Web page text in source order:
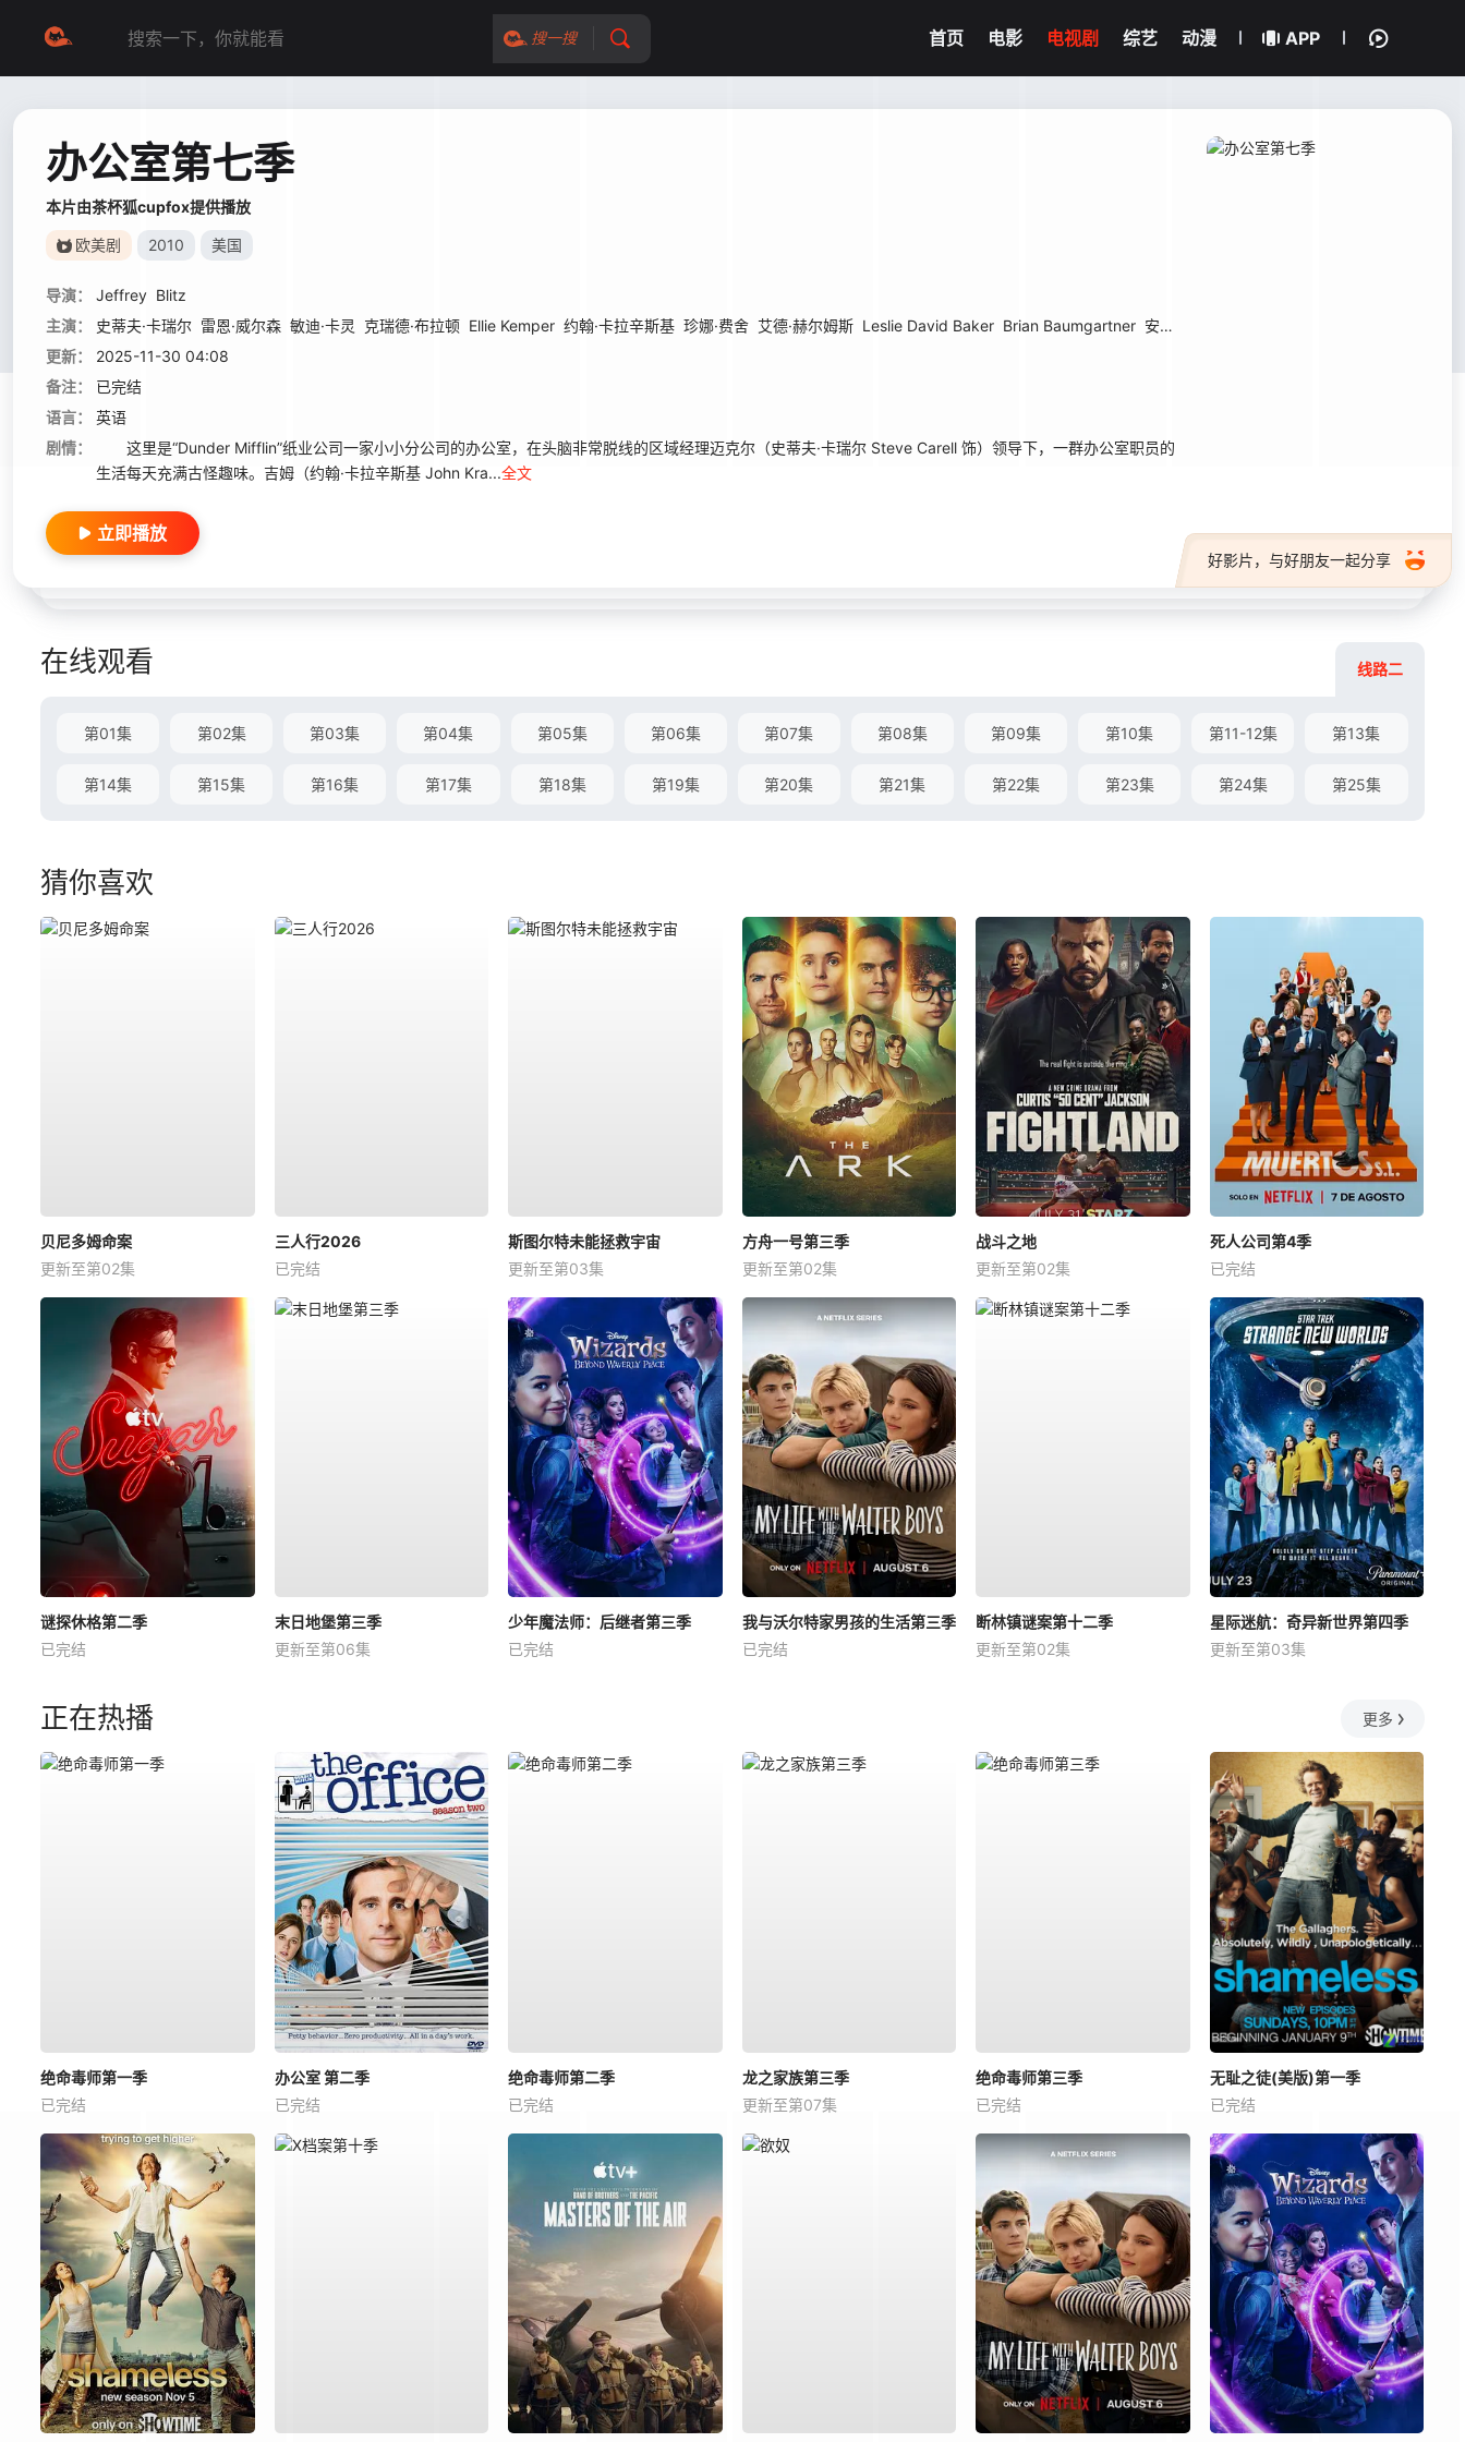
搜一搜 首页 电影 电视剧 综艺 动漫 APP
办公室第七季
本片由茶杯狐cupfox提供播放
欧美剧 2010 美国
导演： Jeffrey Blitz
主演：
史蒂夫·卡瑞尔 雷恩·威尔森 敏迪·卡灵 克瑞德·布拉顿 Ellie Kemper 约翰·卡拉辛斯基 珍娜·费舍 艾德·赫尔姆斯 Leslie David Baker Brian Baumgartner 安吉拉·金赛
更新：
2025-11-30 04:08
备注：
已完结
语言：
英语
剧情：
这里是“Dunder Mifflin”纸业公司一家小小分公司的办公室，在头脑非常脱线的区域经理迈克尔（史蒂夫·卡瑞尔 Steve Carell 饰）领导下，一群办公室职员的
生活每天充满古怪趣味。吉姆（约翰·卡拉辛斯基 John Kra...全文
好影片，与好朋友一起分享
立即播放
在线观看 线路二
第01集 第02集 第03集 第04集 第05集 第06集 第07集 第08集 第09集 第10集 第11-12集 第13集
第14集 第15集 第16集 第17集 第18集 第19集 第20集 第21集 第22集 第23集 第24集 第25集
猜你喜欢
贝尼多姆命案
更新至第02集
三人行2026
已完结
斯图尔特未能拯救宇宙
更新至第03集
方舟一号第三季
更新至第02集
战斗之地
更新至第02集
死人公司第4季
已完结
谜探休格第二季
已完结
末日地堡第三季
更新至第06集
少年魔法师：后继者第三季
已完结
我与沃尔特家男孩的生活第三季
已完结
断林镇谜案第十二季
更新至第02集
星际迷航：奇异新世界第四季
更新至第03集
正在热播 更多
绝命毒师第一季
已完结
办公室 第二季
已完结
绝命毒师第二季
已完结
龙之家族第三季
更新至第07集
绝命毒师第三季
已完结
无耻之徒(美版)第一季
已完结